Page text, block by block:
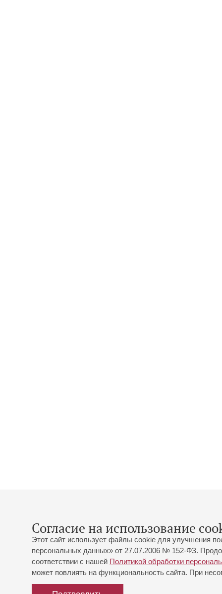
Согласие на использование
Этот сайт использует файлы cookie для улучшения
персональных данных» от 27.07.2006 № 152-ФЗ.
соответствии с нашей Политикой обработки
может повлиять на функциональность сайта. При